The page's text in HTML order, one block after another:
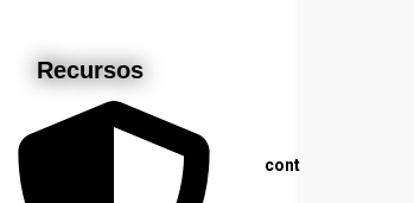
Recursos